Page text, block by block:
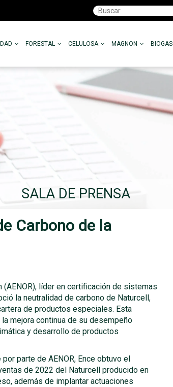
FORESTAL CELULOSA MAGNON BIOGAS
SALA DE PRENSA
Carbono de la
líder en certificación de sistemas
la neutralidad de carbono de Naturcell,
de productos especiales. Esta
mejora continua de su desempeño
y desarrollo de productos
parte de AENOR, Ence obtuvo el
de 2022 del Naturcell producido en
además de implantar actuaciones